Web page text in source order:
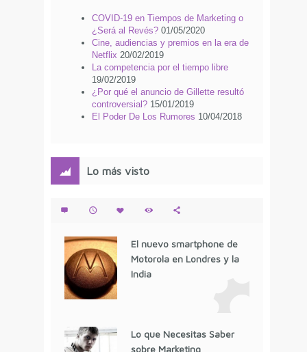
COVID-19 en Tiempos de Marketing o
¿Será al Revés? 01/05/2020
Cine, audiencias y premios en la era de
Netflix 20/02/2019
La competencia por el tiempo libre
19/02/2019
¿Por qué el anuncio de Gillette resultó
controversial? 15/01/2019
El Poder De Los Rumores 10/04/2018
Lo más visto
El nuevo smartphone de
Motorola en Londres y la
India
Lo que Necesitas Saber
sobre Marketing